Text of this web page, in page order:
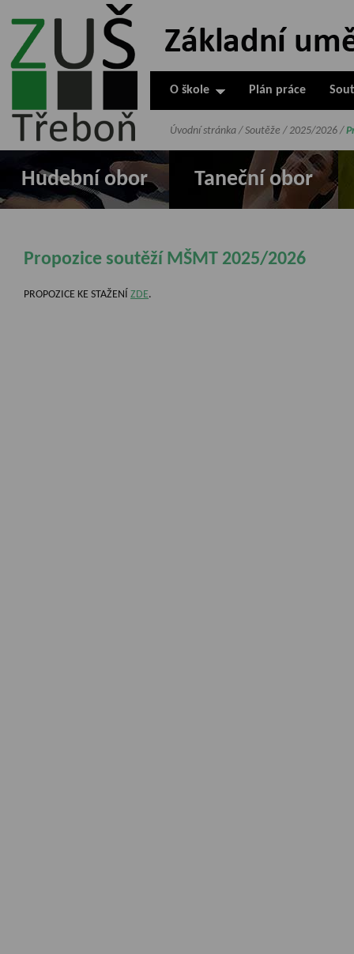
ZUŠ Třeboň -
Základní
umělecká škola
O škole Plán práce
Hudební obor Taneční obor
Úvodní stránka / Soutěže / 2025/2026 /
Propozice soutěží MŠMT 2025/2026
PROPOZICE KE STAŽENÍ ZDE.